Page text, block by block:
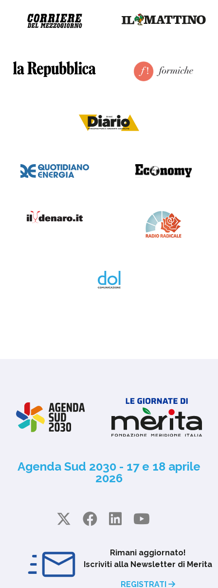
Agenda Sud 2030 - 17 e 18 aprile
2026
Rimani aggiornato!
Iscriviti alla Newsletter di Merita
REGISTRATI